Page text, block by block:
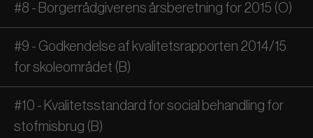
#8 - Borgerrådgiverens årsberetning for 2015 (O)
#9 - Godkendelse af kvalitetsrapporten 2014/15
for skoleområdet (B)
#10 - Kvalitetsstandard for social behandling for
stofmisbrug (B)